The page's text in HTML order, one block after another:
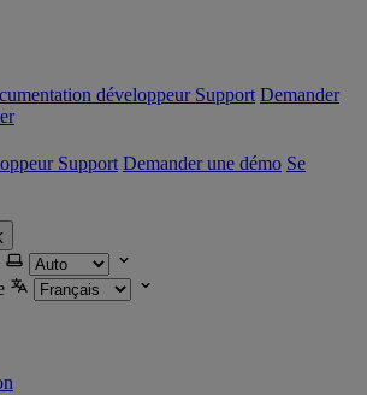
développeur Support Demander
Support Demander une démo Se